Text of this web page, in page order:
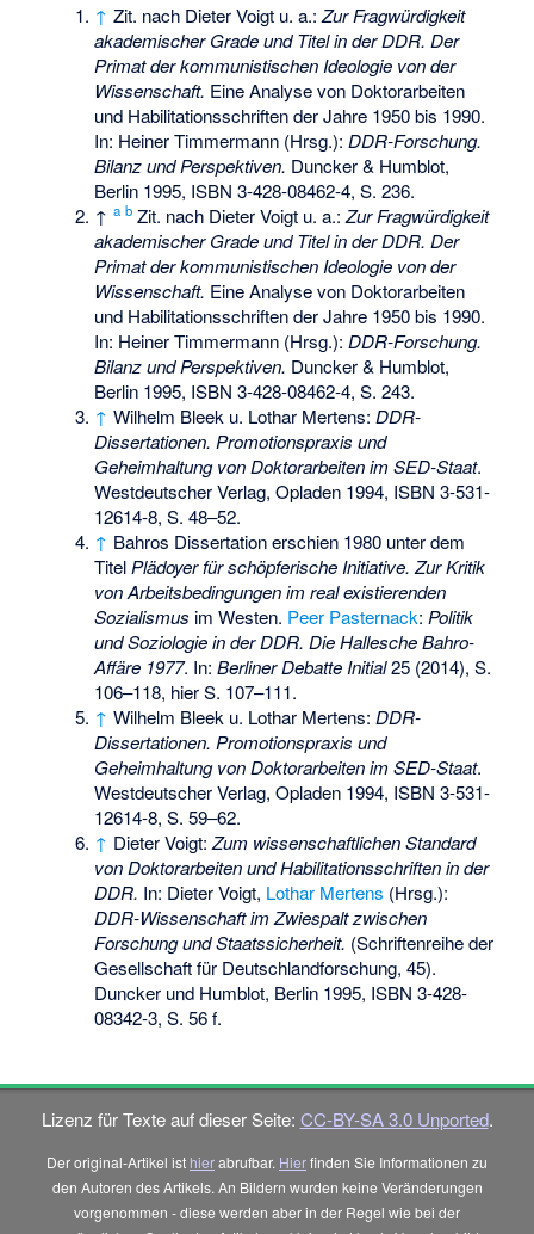
↑ Zit. nach Dieter Voigt u. a.:Zur Fragwürdigkeit
akademischer Grade und Titel in der DDR. Der
Primat der kommunistischen Ideologie von der
Wissenschaft. Eine Analyse von Doktorarbeiten
und Habilitationsschriften der Jahre 1950 bis 1990.
In: Heiner Timmermann (Hrsg.):DDR-Forschung.
Bilanz und Perspektiven. Duncker & Humblot,
Berlin 1995, ISBN 3-428-08462-4, S. 236.
↑a b Zit. nach Dieter Voigt u. a.:Zur Fragwürdigkeit
akademischer Grade und Titel in der DDR. Der
Primat der kommunistischen Ideologie von der
Wissenschaft. Eine Analyse von Doktorarbeiten
und Habilitationsschriften der Jahre 1950 bis 1990.
In: Heiner Timmermann (Hrsg.):DDR-Forschung.
Bilanz und Perspektiven. Duncker & Humblot,
Berlin 1995, ISBN 3-428-08462-4, S. 243.
↑ Wilhelm Bleek u. Lothar Mertens:DDR-
Dissertationen. Promotionspraxis und
Geheimhaltung von Doktorarbeiten im SED-Staat.
Westdeutscher Verlag, Opladen 1994, ISBN 3-531-
12614-8, S. 48–52.
↑ Bahros Dissertation erschien 1980 unter dem
Titel Plädoyer für schöpferische Initiative. Zur Kritik
von Arbeitsbedingungen im real existierenden
Sozialismus im Westen. Peer Pasternack: Politik
und Soziologie in der DDR. Die Hallesche Bahro-
Affäre 1977. In:Berliner Debatte Initial25 (2014), S.
106–118, hier S. 107–111.
↑ Wilhelm Bleek u. Lothar Mertens:DDR-
Dissertationen. Promotionspraxis und
Geheimhaltung von Doktorarbeiten im SED-Staat.
Westdeutscher Verlag, Opladen 1994, ISBN 3-531-
12614-8, S. 59–62.
↑ Dieter Voigt:Zum wissenschaftlichen Standard
von Doktorarbeiten und Habilitationsschriften in der
DDR. In: Dieter Voigt, Lothar Mertens (Hrsg.):
DDR-Wissenschaft im Zwiespalt zwischen
Forschung und Staatssicherheit. (Schriftenreihe der
Gesellschaft für Deutschlandforschung, 45).
Duncker und Humblot, Berlin 1995, ISBN 3-428-
08342-3, S. 56 f.
Lizenz für Texte auf dieser Seite: CC-BY-SA 3.0 Unported.
Der original-Artikel ist hierabrufbar. Hierfinden Sie Informationen zu
den Autoren des Artikels. An Bildern wurden keine Veränderungen
vorgenommen - diese werden aber in der Regel wie bei der